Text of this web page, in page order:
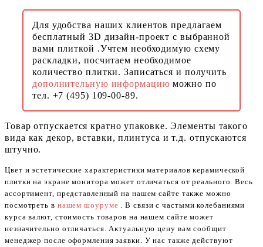
Для удобства наших клиентов предлагаем
бесплатный 3D дизайн-проект с выбранной
вами плиткой .Учтем необходимую схему
раскладки, посчитаем необходимое
количество плитки. Записаться и получить
дополнительную информациюможно по
тел. +7 (495) 109-00-89.
Товар отпускается кратно упаковке. Элементы такого
вида как декор, вставки, плинтуса и т.д. отпускаются
штучно.
Цвет и эстетические характеристики материалов керамической
плитки на экране монитора может отличаться от реального. Весь
ассортимент, представленный на нашем сайте также можно
посмотреть в нашем шоуруме . В связи с частыми колебаниями
курса валют, стоимость товаров на нашем сайте может
незначительно отличаться. Актуальную цену вам сообщит
менеджер после оформления заявки. У нас также действуют